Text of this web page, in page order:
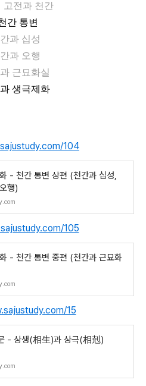
고전과 천간
간 통변
과 십성
과 오행
근묘화실
생극제화
104
- 천간 통변 상편 (천간과 십성,
행)
105
- 천간 통변 중편 (천간과 근묘화
15
- 상생(相生)과 상극(相剋)